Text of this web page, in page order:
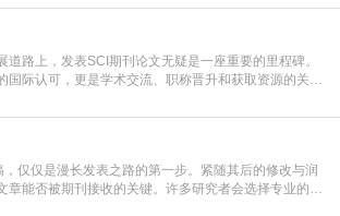
搜索专属口令(如【家电补贴1637】、【国补立省
更新，以页面显示为准)进入补贴专场。淘宝/天猫也可
道路上，发表SCI期刊论文无疑是一座重要的里程碑。
国际认可，更是学术交流、职称晋升和获取资源的关键
投稿回应，每一步都需要精心的策略与扎实的工作。本
就为大家介绍“发SCI文章”。一、精准定位是成功的第
决的问题是“投
仅仅是漫长发表之路的第一步。紧随其后的修改与润
章能否被期刊接收的关键。许多研究者会选择专业的语